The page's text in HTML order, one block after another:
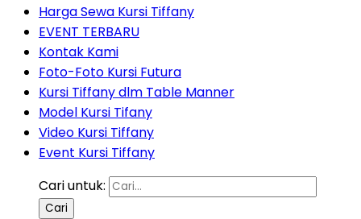
Harga Sewa Kursi Tiffany
EVENT TERBARU
Kontak Kami
Foto-Foto Kursi Futura
Kursi Tiffany dlm Table Manner
Model Kursi Tifany
Video Kursi Tiffany
Event Kursi Tiffany
Cari untuk: